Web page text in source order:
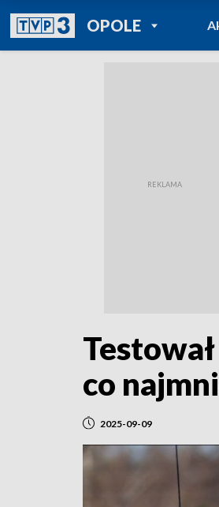
OPOLEPOWRÓT DO
TVP REGIONY
co
2025-09-09